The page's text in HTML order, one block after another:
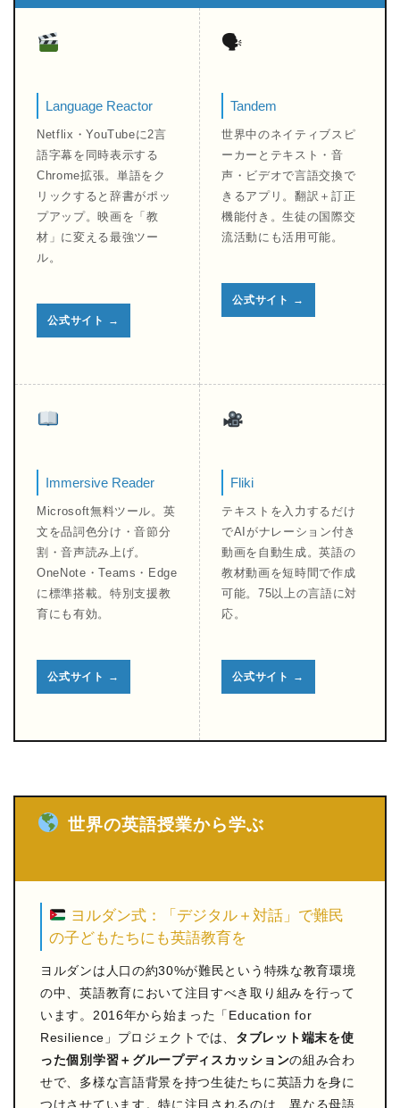
Language Reactor
Netflix・YouTubeに2言
語字幕を同時表示する
Chrome拡張。単語をク
リックすると辞書がポッ
プアップ。映画を「教
材」に変える最強ツー
ル。
公式サイト →
🗣
Tandem
世界中のネイティブスピ
ーカーとテキスト・音
声・ビデオで言語交換で
きるアプリ。翻訳＋訂正
機能付き。生徒の国際交
流活動にも活用可能。
公式サイト →
Immersive Reader
Microsoft無料ツール。英
文を品詞色分け・音節分
割・音声読み上げ。
OneNote・Teams・Edge
に標準搭載。特別支援教
育にも有効。
公式サイト →
Fliki
テキストを入力するだけ
でAIがナレーション付き
動画を自動生成。英語の
教材動画を短時間で作成
可能。75以上の言語に対
応。
公式サイト →
世界の英語授業から学ぶ
ヨルダン式：「デジタル＋対話」で難民
の子どもたちにも英語教育を
ヨルダンは人口の約30%が難民という特殊な教育環境
の中、英語教育において注目すべき取り組みを行って
います。2016年から始まった「Education for
Resilience」プロジェクトでは、 タブレット端末を使
った個別学習＋グループディスカッションの組み合わ
せで、多様な言語背景を持つ生徒たちに英語力を身に
つけさせています。特に注目されるのは、異なる母語